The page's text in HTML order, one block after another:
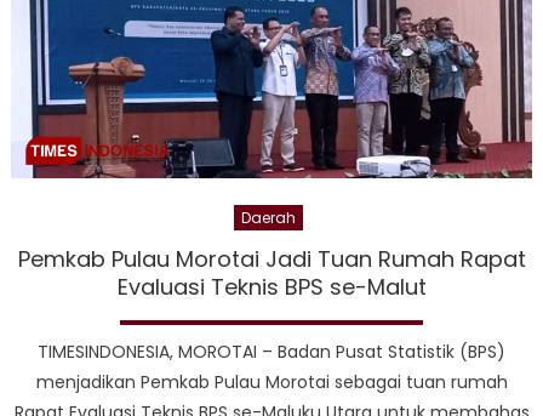
Daerah
Pemkab Pulau Morotai Jadi Tuan Rumah Rapat
Evaluasi Teknis BPS se-Malut
TIMESINDONESIA, MOROTAI – Badan Pusat Statistik (BPS)
menjadikan Pemkab Pulau Morotai sebagai tuan rumah